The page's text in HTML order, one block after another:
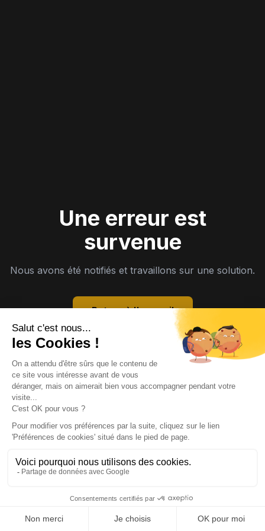
Une erreur est
survenue
Nous avons été notifiés et travaillons sur une solution.
Retour à l'accueil